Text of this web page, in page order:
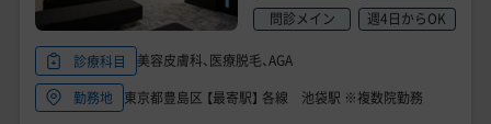
問診メイン
週4日からOK
診療科目
美容皮膚科、医療脱毛、AGA
勤務地
東京都豊島区 【最寄駅】 各線 池袋駅 ※複数院勤務